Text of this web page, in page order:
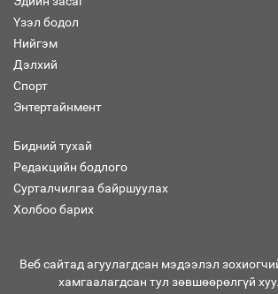
Аймгуудад
Үзэл бодол
Нийгэм
Дэлхий
Спорт
Энтертайнмент
Бидний тухай
Редакцийн бодлого
Сурталчилгаа байршуулах
Холбоо барих
Веб сайтад агуулагдсан мэдээлэл
хамгаалагдсан тул зөвшөөрөлгүй